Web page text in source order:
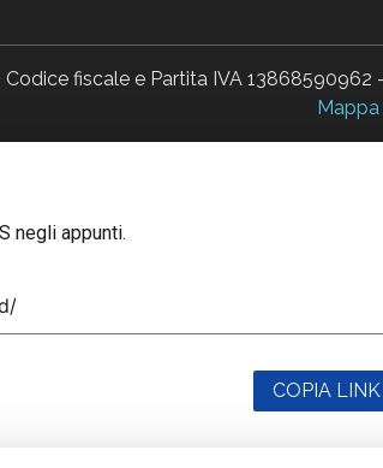
fiscale e Partita IVA
negli appunti.
COPIA LINK